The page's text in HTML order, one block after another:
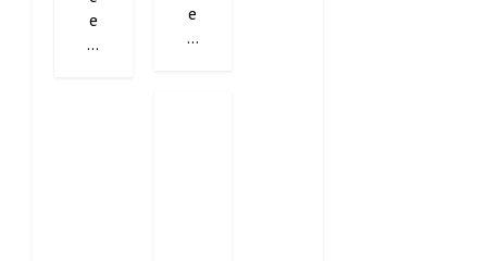
е
...
е
...